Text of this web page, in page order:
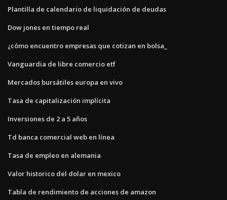
Plantilla de calendario de liquidación de deudas
Dow jones en tiempo real
¿cómo encuentro empresas que cotizan en bolsa_
Vanguardia de libre comercio etf
Mercados bursátiles europa en vivo
Tasa de capitalización implícita
Inversiones de 2 a 5 años
Td banca comercial web en línea
Tasa de empleo en alemania
Valor historico del dolar en mexico
Tabla de rendimiento de acciones de amazon